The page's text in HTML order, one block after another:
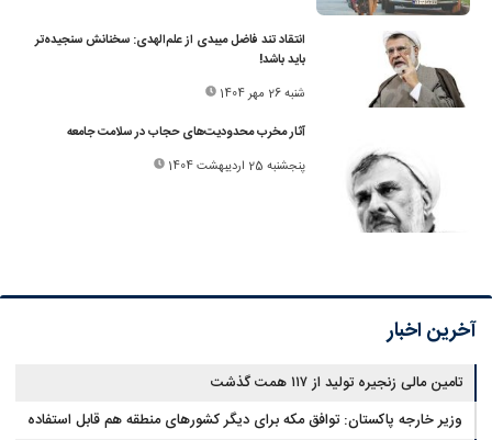
انتقاد تند فاضل میبدی از علم‌الهدی: سخنانش سنجیده‌تر
باید باشد!
شنبه 26 مهر 1404
آثار مخرب محدودیت‌های حجاب در سلامت جامعه
پنجشنبه 25 اردیبهشت 1404
آخرین اخبار
تامین مالی زنجیره تولید از ۱۱۷ همت گذشت
وزیر خارجه پاکستان: توافق مکه برای دیگر کشورهای منطقه هم قابل استفاده